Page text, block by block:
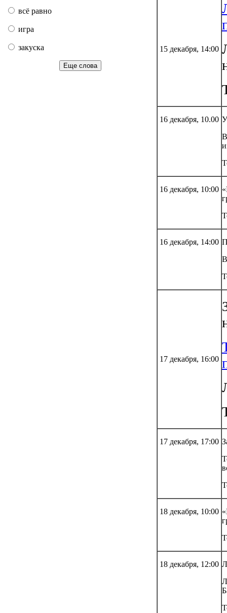
всё равно
игра
закуска
Еще слова
15 декабря, 14:00
16 декабря, 10.00
16 декабря, 10:00
16 декабря, 14:00
17 декабря, 16:00
17 декабря, 17:00
18 декабря, 10:00
18 декабря, 12:00